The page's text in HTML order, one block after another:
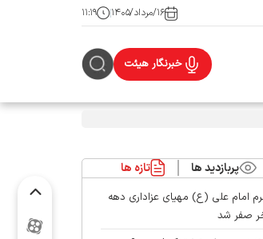
۱۶/مرداد/۱۴۰۵ ۱۱:۱۹
خبرنگار هیئت
پربازدید ها تازه ها
امام علی (ع) مهیای عزاداری دهه
صفر شد